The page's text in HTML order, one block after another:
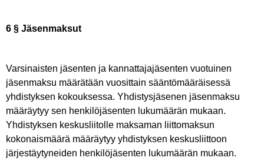
6 § Jäsenmaksut
Varsinaisten jäsenten ja kannattajajäsenten vuotuinen
jäsenmaksu määrätään vuosittain sääntömääräisessä
yhdistyksen kokouksessa. Yhdistysjäsenen jäsenmaksu
määräytyy sen henkilöjäsenten lukumäärän mukaan.
Yhdistyksen keskusliitolle maksaman liittomaksun
kokonaismäärä määräytyy yhdistyksen keskusliittoon
järjestäytyneiden henkilöjäsenten lukumäärän mukaan.